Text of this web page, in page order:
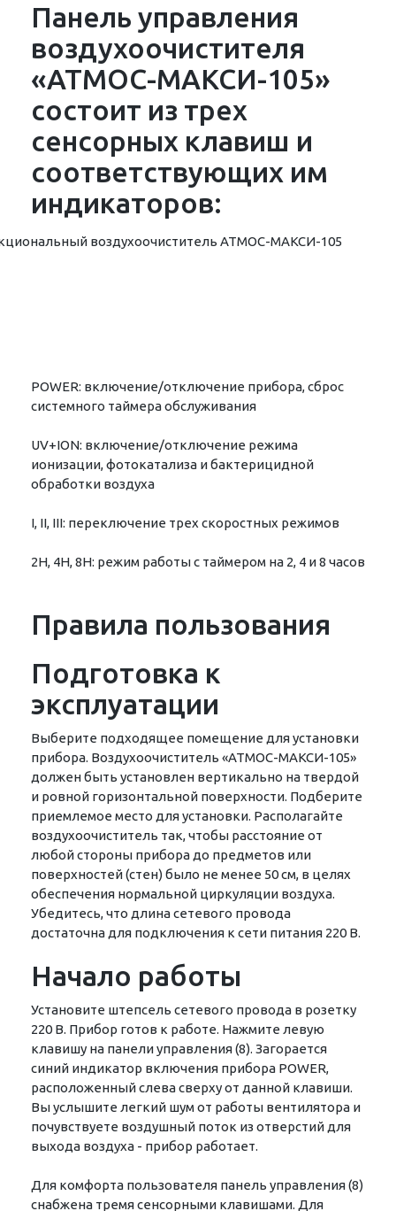
Панель управления
воздухоочистителя
«АТМОС-МАКСИ-105»
состоит из трех
сенсорных клавиш и
соответствующих им
индикаторов:
POWER: включение/отключение прибора, сброс
системного таймера обслуживания
UV+ION: включение/отключение режима
ионизации, фотокатализа и бактерицидной
обработки воздуха
I, II, III: переключение трех скоростных режимов
2H, 4H, 8H: режим работы с таймером на 2, 4 и 8 часов
Правила пользования
Подготовка к
эксплуатации
Выберите подходящее помещение для установки
прибора. Воздухоочиститель «АТМОС-МАКСИ-105»
должен быть установлен вертикально на твердой
и ровной горизонтальной поверхности. Подберите
приемлемое место для установки. Располагайте
воздухоочиститель так, чтобы расстояние от
любой стороны прибора до предметов или
поверхностей (стен) было не менее 50 см, в целях
обеспечения нормальной циркуляции воздуха.
Убедитесь, что длина сетевого провода
достаточна для подключения к сети питания 220 В.
Начало работы
Установите штепсель сетевого провода в розетку
220 В. Прибор готов к работе. Нажмите левую
клавишу на панели управления (8). Загорается
синий индикатор включения прибора POWER,
расположенный слева сверху от данной клавиши.
Вы услышите легкий шум от работы вентилятора и
почувствуете воздушный поток из отверстий для
выхода воздуха - прибор работает.
Для комфорта пользователя панель управления (8)
снабжена тремя сенсорными клавишами. Для